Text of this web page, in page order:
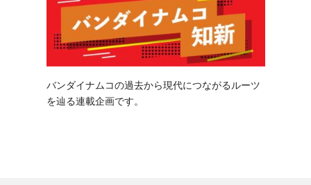
バンダイナムコの過去から現代につながるルーツ
を辿る連載企画です。